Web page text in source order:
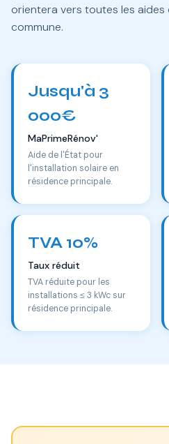
orientera vers toutes les
commune.
Jusqu'à 3
000€
MaPrimeRénov'
Aide de l'État pour
l'installation solaire en
résidence principale.
TVA 10%
Taux réduit
TVA réduite pour les
installations ≤ 3 kWc sur
résidence principale.